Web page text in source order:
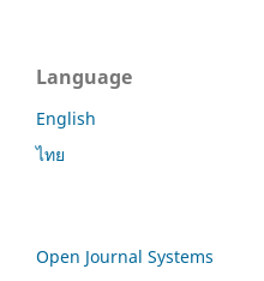
Language
English
ไทย
Open Journal Systems